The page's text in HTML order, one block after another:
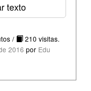
texto
/
210 visitas.
2016 por Edu